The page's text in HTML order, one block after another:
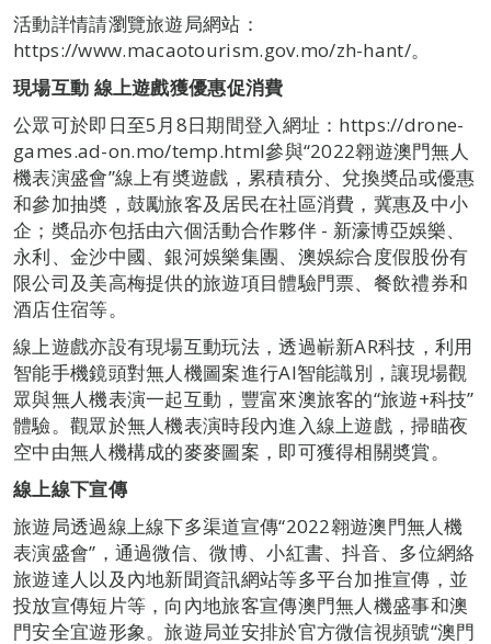
活動詳情請瀏覽旅遊局網站：
https://www.macaotourism.gov.mo/zh-hant/。
現場互動 線上遊戲獲優惠促消費
公眾可於即日至5月8日期間登入網址：https://drone-
games.ad-on.mo/temp.html參與“2022翱遊澳門無人
機表演盛會”線上有奬遊戲，累積積分、兌換奬品或優惠
和參加抽奬，鼓勵旅客及居民在社區消費，冀惠及中小
企；奬品亦包括由六個活動合作夥伴 - 新濠博亞娛樂、
永利、金沙中國、銀河娛樂集團、澳娛綜合度假股份有
限公司及美高梅提供的旅遊項目體驗門票、餐飲禮券和
酒店住宿等。
線上遊戲亦設有現場互動玩法，透過嶄新AR科技，利用
智能手機鏡頭對無人機圖案進行AI智能識別，讓現場觀
眾與無人機表演一起互動，豐富來澳旅客的“旅遊+科技”
體驗。觀眾於無人機表演時段內進入線上遊戲，掃瞄夜
空中由無人機構成的麥麥圖案，即可獲得相關奬賞。
線上線下宣傳
旅遊局透過線上線下多渠道宣傳“2022翱遊澳門無人機
表演盛會”，通過微信、微博、小紅書、抖音、多位網絡
旅遊達人以及內地新聞資訊網站等多平台加推宣傳，並
投放宣傳短片等，向內地旅客宣傳澳門無人機盛事和澳
門安全宜遊形象。旅遊局並安排於官方微信視頻號“澳門